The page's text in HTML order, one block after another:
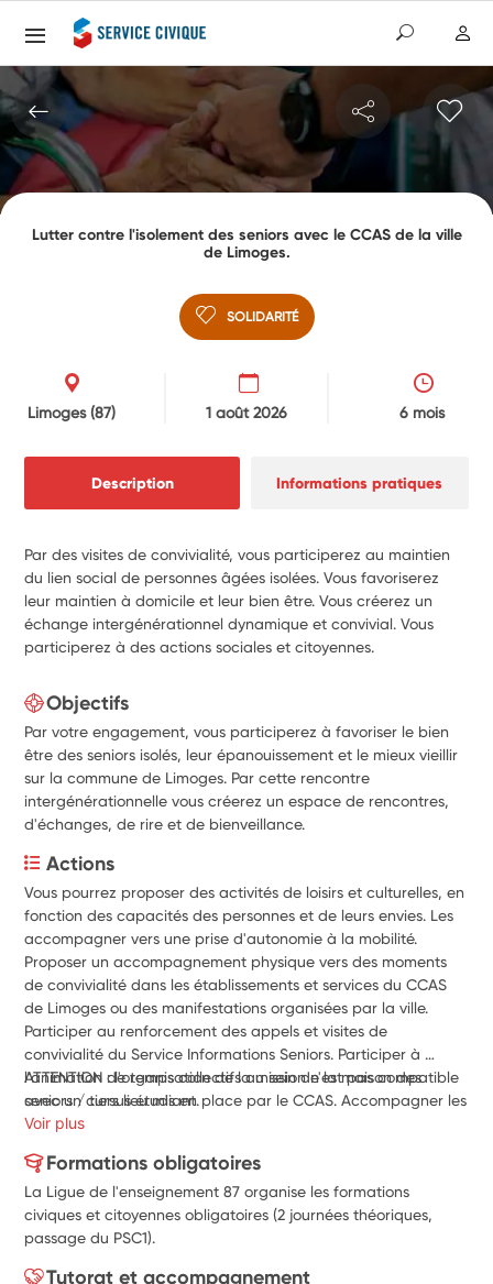
Lutter contre l'isolement des seniors avec le CCAS de la ville
de Limoges.
SOLIDARITÉ
Limoges(87) 1 août 2026 6 mois
Description Informations pratiques
Par des visites de convivialité, vous participerez au maintien
du lien social de personnes âgées isolées. Vous favoriserez
leur maintien à domicile et leur bien être. Vous créerez un
échange intergénérationnel dynamique et convivial. Vous
participerez à des actions sociales et citoyennes.
Objectifs
Par votre engagement, vous participerez à favoriser le bien
être des seniors isolés, leur épanouissement et le mieux vieillir
sur la commune de Limoges. Par cette rencontre
intergénérationnelle vous créerez un espace de rencontres,
d'échanges, de rire et de bienveillance.
Actions
Vous pourrez proposer des activités de loisirs et culturelles, en
fonction des capacités des personnes et de leurs envies. Les
accompagner vers une prise d'autonomie à la mobilité.
Proposer un accompagnement physique vers des moments
de convivialité dans les établissements et services du CCAS
de Limoges ou des manifestations organisées par la ville.
Participer au renforcement des appels et visites de
convivialité du Service Informations Seniors. Participer à
l'animation de temps collectifs au sein de la maison des
seniors / tiers lieu mis en place par le CCAS. Accompagner les
équipes dans la mise en place d'actions, de recherche de
lutte contre la fracture numérique en accompagnant les
bénéficiaires dans leurs démarches sur internet et l'autonomie
numérique.
ATTENTION : l'organisation de la mission n'est pas compatible
avec un cursus étudiant.
Voir plus
Formations obligatoires
La Ligue de l'enseignement 87 organise les formations
civiques et citoyennes obligatoires (2 journées théoriques,
passage du PSC1).
Tutorat et accompagnement